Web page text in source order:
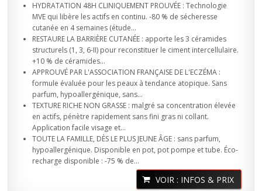
HYDRATATION 48H CLINIQUEMENT PROUVÉE : Technologie
MVE qui libère les actifs en continu. -80 % de sécheresse
cutanée en 4 semaines (étude...
RESTAURE LA BARRIÈRE CUTANÉE : apporte les 3 céramides
structurels (1, 3, 6-II) pour reconstituer le ciment intercellulaire.
+10 % de céramides...
APPROUVÉ PAR L'ASSOCIATION FRANÇAISE DE L'ECZÉMA :
formule évaluée pour les peaux à tendance atopique. Sans
parfum, hypoallergénique, sans...
TEXTURE RICHE NON GRASSE : malgré sa concentration élevée
en actifs, pénètre rapidement sans fini gras ni collant.
Application facile visage et...
TOUTE LA FAMILLE, DÈS LE PLUS JEUNE ÂGE : sans parfum,
hypoallergénique. Disponible en pot, pot pompe et tube. Éco-
recharge disponible : -75 % de...
VOIR : INFOS & PRIX